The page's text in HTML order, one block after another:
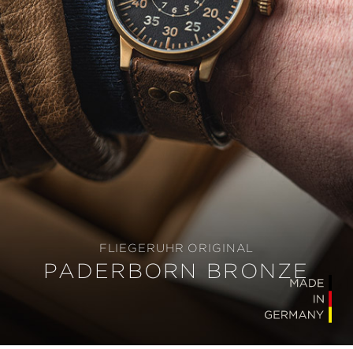
FLIEGERUHR ORIGINAL
PADERBORN BRONZE